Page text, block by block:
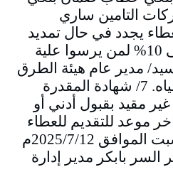
التامين ساري
يجدد في حال تمديد
فترة العطاء ويكمل الى 10% لمن يرسوا علية
مدير عام هيئة الطرق
والجسور ومصارف المياه. 7/ شهادة المقدرة
العام غير مقيد بقبول أدني أو
قيمة للعطاء. 9/ اخر موعد للتقديم للعطاء
وفتح الصندوق يوم السبت الموافق 2025/7/12م
السر بابكر مدير إدارة